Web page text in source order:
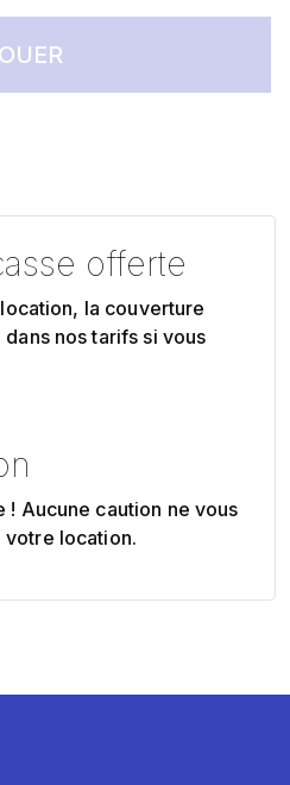
offerte
la couverture
nos tarifs si vous
! Aucune caution ne vous
votre location.